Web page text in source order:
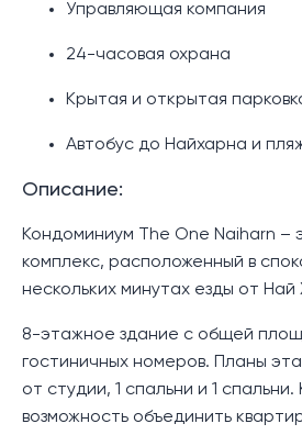
Управляющая компания
24-часовая охрана
Крытая и открытая
Автобус до Найхарна и
Описание:
Кондоминиум The One Naiharn –
комплекс, расположенный в
нескольких минутах езды от Най
8-этажное здание с общей
гостиничных номеров. Планы
от студии, 1 спальни и 1
возможность объединить